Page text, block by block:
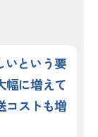
いという要
幅に増えて
コストも増